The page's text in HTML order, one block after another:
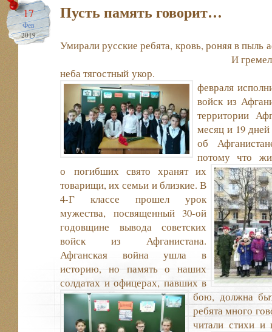
17
Фев
2019
Пусть память говорит…
Умирали русские ребята, кровь,
И гремели в облаках
неба
февраля
войск из
территории
месяц и 19
об
потому что
о погибших свято хранят их
товарищи, их семьи и близкие. В
4-Г классе прошел урок
мужества, посвященный 30-ой
годовщине вывода советских
войск из Афганистана.
Афганская война ушла в
историю, но память о наших
солдатах и офицерах, павших в
бою, должна
ребята много
читали стихи и